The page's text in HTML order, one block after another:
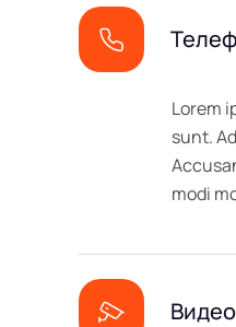
Lorem
sunt.
modi